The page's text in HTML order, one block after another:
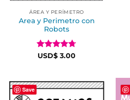
ÁREA Y PERÍMETRO
Area y Perimetro con
Robots
Valorado
USD$ 3.00
Save